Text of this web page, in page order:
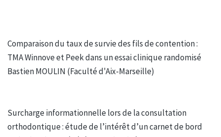
Comparaison du taux de survie des fils de contention :
TMA Winnove et Peek dans un essai clinique randomisé
Bastien MOULIN (Faculté d'Aix-Marseille)
Surcharge informationnelle lors de la consultation
orthodontique : étude de l’intérêt d’un carnet de bord